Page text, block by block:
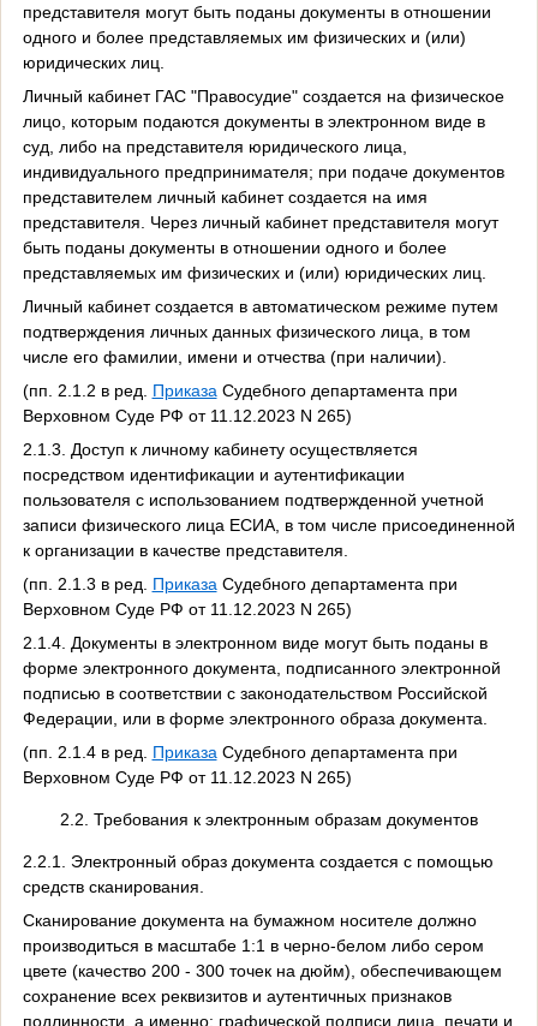
представителя могут быть поданы документы в отношении
одного и более представляемых им физических и (или)
юридических лиц.
Личный кабинет ГАС "Правосудие" создается на физическое
лицо, которым подаются документы в электронном виде в
суд, либо на представителя юридического лица,
индивидуального предпринимателя; при подаче документов
представителем личный кабинет создается на имя
представителя. Через личный кабинет представителя могут
быть поданы документы в отношении одного и более
представляемых им физических и (или) юридических лиц.
Личный кабинет создается в автоматическом режиме путем
подтверждения личных данных физического лица, в том
числе его фамилии, имени и отчества (при наличии).
(пп. 2.1.2 в ред. Приказа Судебного департамента при
Верховном Суде РФ от 11.12.2023 N 265)
2.1.3. Доступ к личному кабинету осуществляется
посредством идентификации и аутентификации
пользователя с использованием подтвержденной учетной
записи физического лица ЕСИА, в том числе присоединенной
к организации в качестве представителя.
(пп. 2.1.3 в ред. Приказа Судебного департамента при
Верховном Суде РФ от 11.12.2023 N 265)
2.1.4. Документы в электронном виде могут быть поданы в
форме электронного документа, подписанного электронной
подписью в соответствии с законодательством Российской
Федерации, или в форме электронного образа документа.
(пп. 2.1.4 в ред. Приказа Судебного департамента при
Верховном Суде РФ от 11.12.2023 N 265)
2.2. Требования к электронным образам документов
2.2.1. Электронный образ документа создается с помощью
средств сканирования.
Сканирование документа на бумажном носителе должно
производиться в масштабе 1:1 в черно-белом либо сером
цвете (качество 200 - 300 точек на дюйм), обеспечивающем
сохранение всех реквизитов и аутентичных признаков
подлинности, а именно: графической подписи лица, печати и